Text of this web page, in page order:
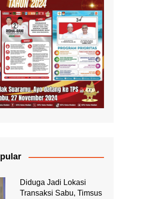
Diduga Jadi Lokasi
Transaksi Sabu, Timsus